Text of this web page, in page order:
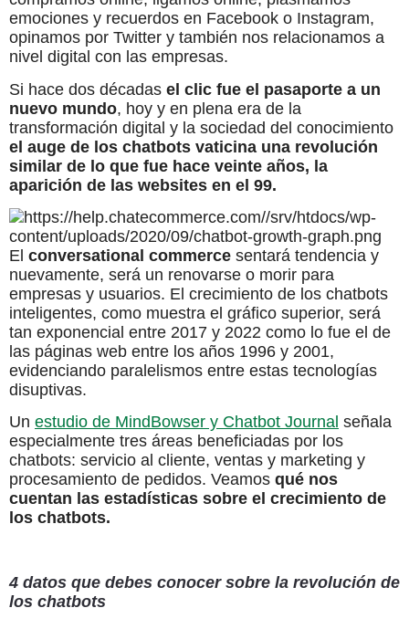
emociones y recuerdos en Facebook o Instagram,
opinamos por Twitter y también nos relacionamos a
nivel digital con las empresas.
Si hace dos décadas el clic fue el pasaporte a un
nuevo mundo, hoy y en plena era de la
transformación digital y la sociedad del conocimiento
el auge de los chatbots vaticina una revolución
similar de lo que fue hace veinte años, la
aparición de las websites en el 99.
El conversational commerce sentará tendencia y
nuevamente, será un renovarse o morir para
empresas y usuarios. El crecimiento de los chatbots
inteligentes, como muestra el gráfico superior, será
tan exponencial entre 2017 y 2022 como lo fue el de
las páginas web entre los años 1996 y 2001,
evidenciando paralelismos entre estas tecnologías
disuptivas.
Un estudio de MindBowser y Chatbot Journal señala
especialmente tres áreas beneficiadas por los
chatbots: servicio al cliente, ventas y marketing y
procesamiento de pedidos. Veamos qué nos
cuentan las estadísticas sobre el crecimiento de
los chatbots.
4 datos que debes conocer sobre la revolución de
los chatbots